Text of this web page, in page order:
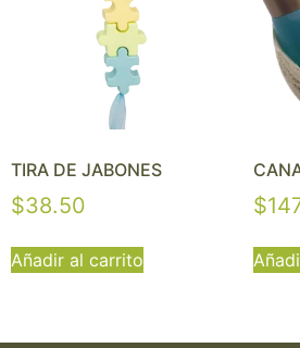
TIRA DE JABONES
$38.50
Añadir al carrito
$